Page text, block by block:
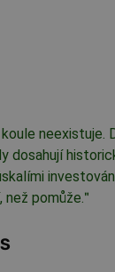
neexistuje.
dosahují
pomůže."